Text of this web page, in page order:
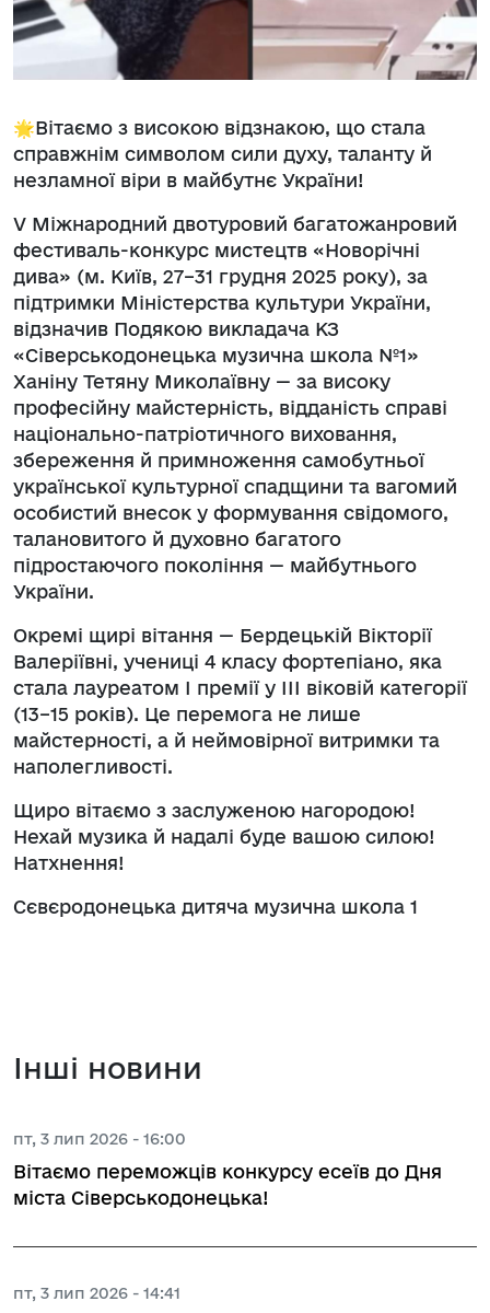
🌟Вітаємо з високою відзнакою, що стала
справжнім символом сили духу, таланту й
незламної віри в майбутнє України!
V Міжнародний двотуровий багатожанровий
фестиваль-конкурс мистецтв «Новорічні
дива» (м. Київ, 27–31 грудня 2025 року), за
підтримки Міністерства культури України,
відзначив Подякою викладача КЗ
«Сіверськодонецька музична школа №1»
Ханіну Тетяну Миколаївну — за високу
професійну майстерність, відданість справі
національно-патріотичного виховання,
збереження й примноження самобутньої
української культурної спадщини та вагомий
особистий внесок у формування свідомого,
талановитого й духовно багатого
підростаючого покоління — майбутнього
України.
Окремі щирі вітання — Бердецькій Вікторії
Валеріївні, учениці 4 класу фортепіано, яка
стала лауреатом І премії у ІІІ віковій категорії
(13–15 років). Це перемога не лише
майстерності, а й неймовірної витримки та
наполегливості.
Щиро вітаємо з заслуженою нагородою!
Нехай музика й надалі буде вашою силою!
Натхнення!
Сєвєродонецька дитяча музична школа 1
Інші новини
пт, 3 лип 2026 - 16:00
Вітаємо переможців конкурсу есеїв до Дня
міста Сіверськодонецька!
пт, 3 лип 2026 - 14:41